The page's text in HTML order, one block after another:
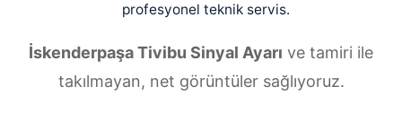
profesyonel teknik servis.
İskenderpaşa Tivibu Sinyal Ayarı ve tamiri ile
takılmayan, net görüntüler sağlıyoruz.